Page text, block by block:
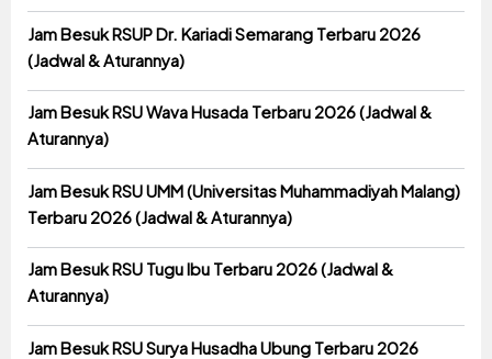
Jam Besuk RSUP Dr. Kariadi Semarang Terbaru 2026
(Jadwal & Aturannya)
Jam Besuk RSU Wava Husada Terbaru 2026 (Jadwal &
Aturannya)
Jam Besuk RSU UMM (Universitas Muhammadiyah Malang)
Terbaru 2026 (Jadwal & Aturannya)
Jam Besuk RSU Tugu Ibu Terbaru 2026 (Jadwal &
Aturannya)
Jam Besuk RSU Surya Husadha Ubung Terbaru 2026